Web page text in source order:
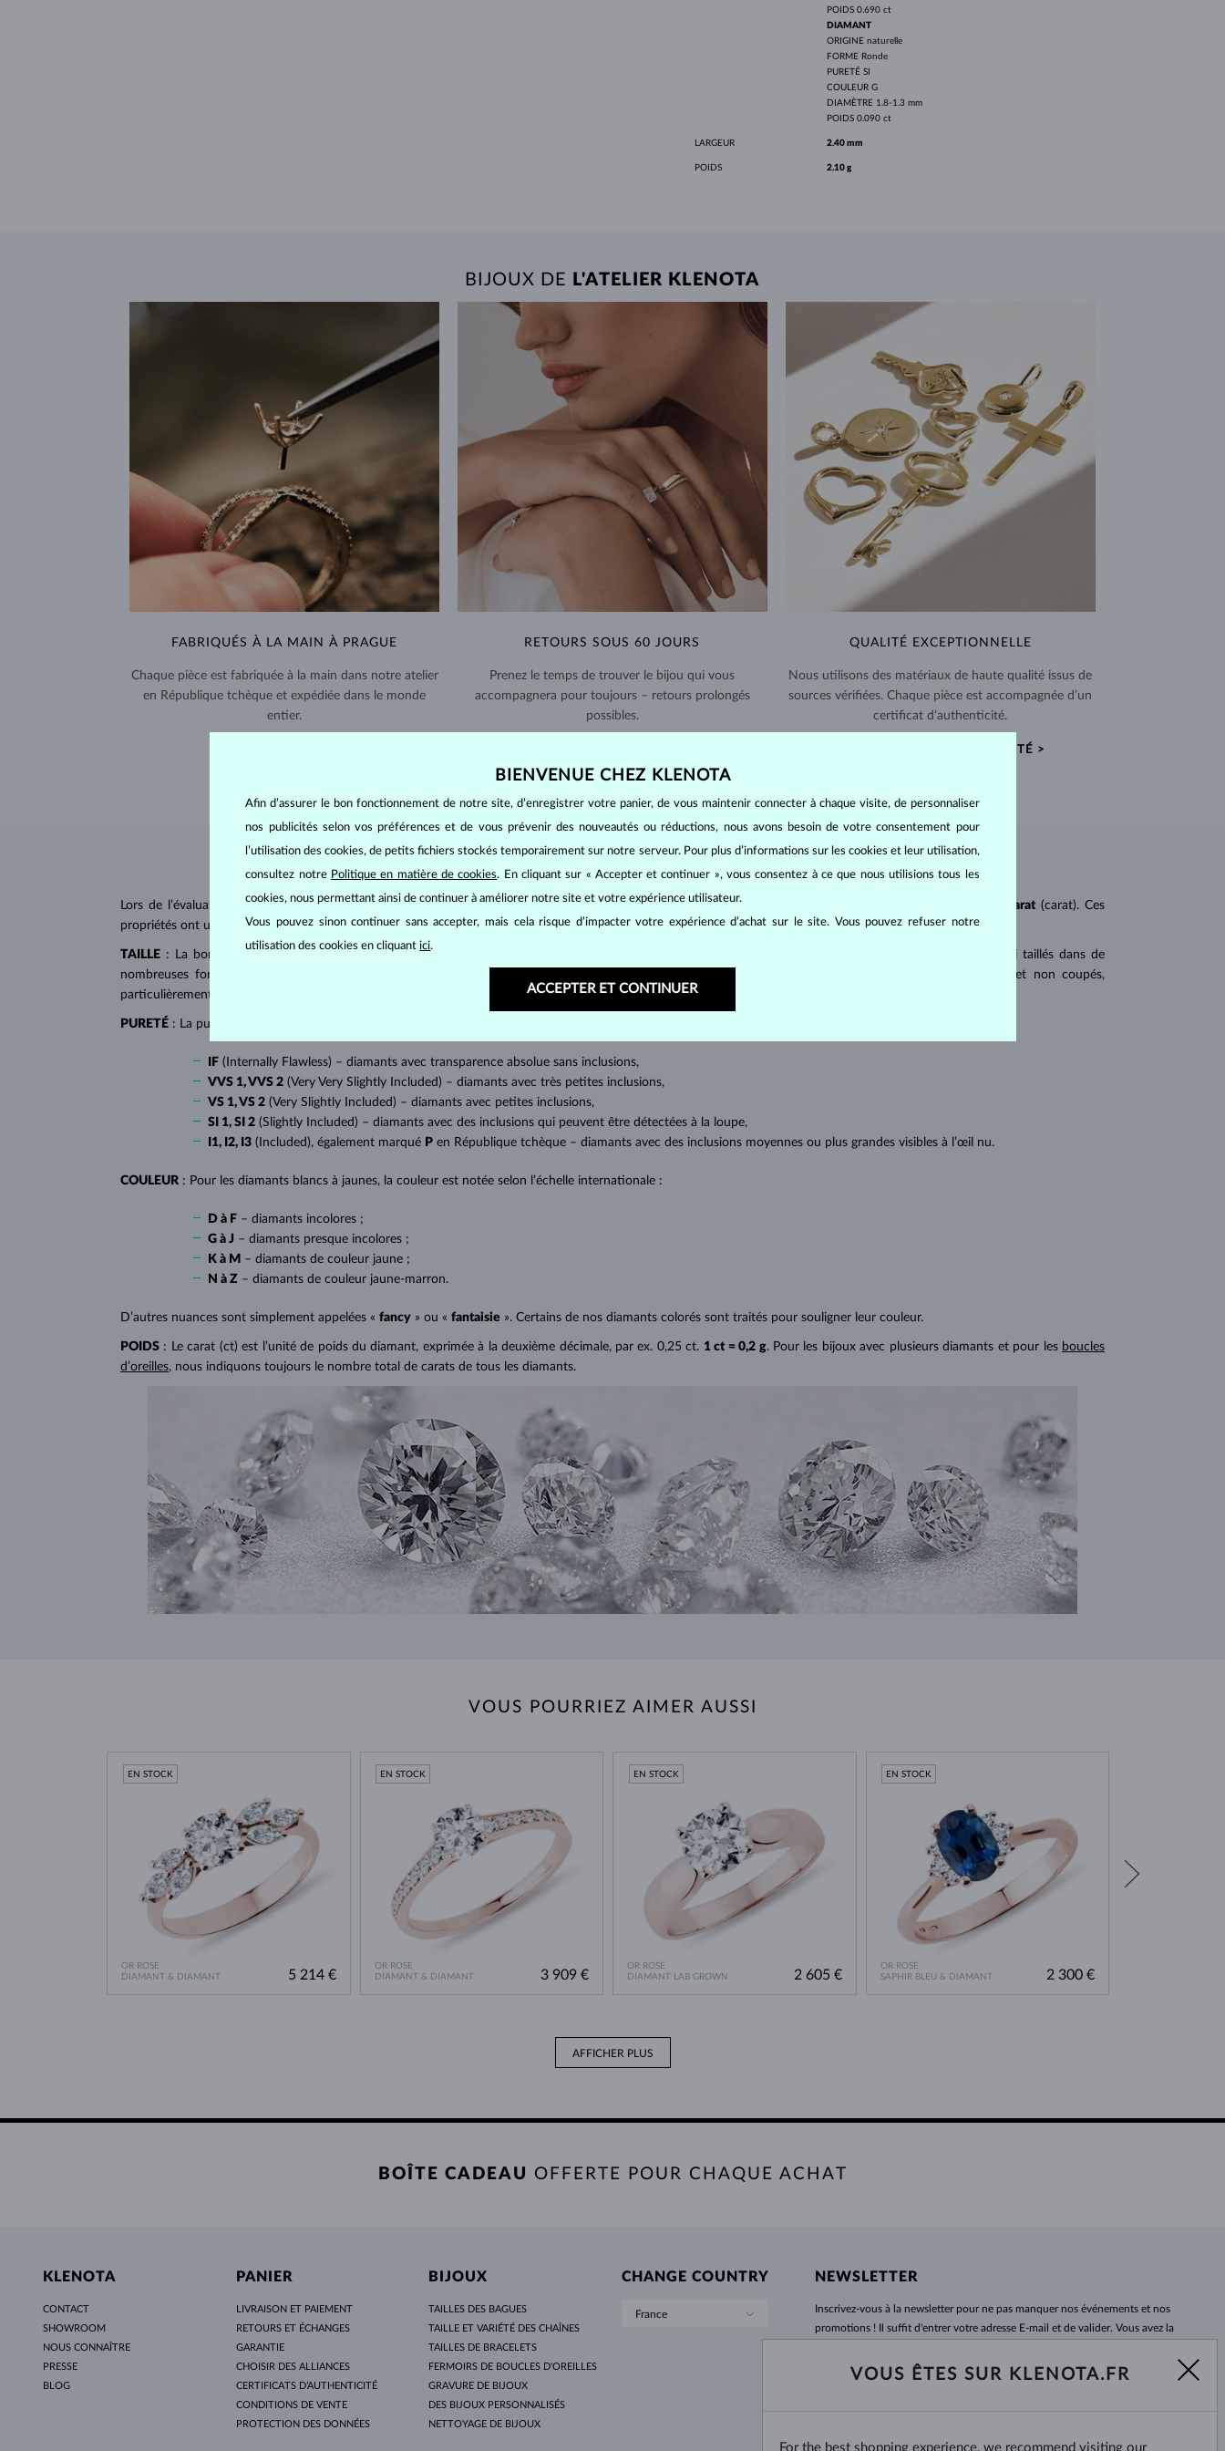
POIDS 0.690 ct
DIAMANT
ORIGINE naturelle
FORME Ronde
PURETÉ SI
COULEUR G
DIAMÈTRE 1.8-1.3 mm
POIDS 0.090 ct
LARGEUR 2.40 mm
POIDS 2.10 g
BIJOUX DE L'ATELIER KLENOTA
FABRIQUÉS À LA MAIN À PRAGUE
Chaque pièce est fabriquée à la main dans notre atelier
en République tchèque et expédiée dans le monde
entier.
RETOURS SOUS 60 JOURS
Prenez le temps de trouver le bijou qui vous
accompagnera pour toujours – retours prolongés
possibles.
QUALITÉ EXCEPTIONNELLE
Nous utilisons des matériaux de haute qualité issus de
sources vérifiées. Chaque pièce est accompagnée d’un
certificat d’authenticité.
CERTIFICATS D’AUTHENTICITÉ >
BIJOUX ENDIAMANT
Lors de l’évaluation et de la certification desdiamants, on utilise les 4 paramètres de base, appelés 4C : taille carat (carat). Ces
propriétés ont un impact majeur sur le prix d’un diamant.
TAILLE : La bonne taille donne au diamant son éclat brillant. La taille ronde dite
appartient aux tailles les plus populaires. Les diamants sont aussi taillés dans de
nombreuses formes dites fantaisies, telles que la marquise, baguette, cœur, larme, ovale ou princesse (quadrilatère ou triangulaire avec angles pointus et non coupés,
particulièrement populaire sur
PURETÉ : La pureté de diamant est déterminée par la quantité, la taille et la répartition des inclusions ou bien des imperfections internes du diamant :
IF (Internally Flawless) – diamants avec transparence absolue sans inclusions,
VVS 1, VVS 2 (Very Very Slightly Included) – diamants avec très petites inclusions,
VS 1, VS 2 (Very Slightly Included) – diamants avec petites inclusions,
SI 1, SI 2 (Slightly Included) – diamants avec des inclusions qui peuvent être détectées à la loupe,
I1, I2, I3 (Included), également marqué P en République tchèque – diamants avec des inclusions moyennes ou plus grandes visibles à l’œil nu.
COULEUR : Pour les diamants blancs à jaunes, la couleur est notée selon l’échelle internationale :
D à F – diamants incolores ;
G à J – diamants presque incolores ;
K à M – diamants de couleur jaune ;
N à Z – diamants de couleur jaune-marron.
D’autres nuances sont simplement appelées « fancy » ou « fantaisie ». Certains de nos diamants colorés sont traités pour souligner leur couleur.
POIDS : Le carat (ct) est l’unité de poids du diamant, exprimée à la deuxième décimale, par ex. 0,25 ct. 1 ct = 0,2 g. Pour les bijoux avec plusieurs diamants et pour les boucles
d’oreilles, nous indiquons toujours le nombre total de carats de tous les diamants.
VOUS POURRIEZ AIMER AUSSI
OR ROSE
DIAMANT & DIAMANT
EN STOCK
5 214 €
OR ROSE
DIAMANT & DIAMANT
EN STOCK
3 909 €
OR ROSE
DIAMANT LAB GROWN
EN STOCK
2 605 €
OR ROSE
SAPHIR BLEU & DIAMANT
EN STOCK
2 300 €
AFFICHER PLUS
BOÎTE CADEAU OFFERTE POUR CHAQUE ACHAT
KLENOTA
CONTACT
SHOWROOM
NOUS CONNAÎTRE
PRESSE
BLOG
PANIER
LIVRAISON ET PAIEMENT
RETOURS ET ÉCHANGES
GARANTIE
CHOISIR DES ALLIANCES
CERTIFICATS D’AUTHENTICITÉ
CONDITIONS DE VENTE
PROTECTION DES DONNÉES
BIJOUX
TAILLES DES BAGUES
TAILLE ET VARIÉTÉ DES CHAÎNES
TAILLES DE BRACELETS
FERMOIRS DE BOUCLES D'OREILLES
GRAVURE DE BIJOUX
DES BIJOUX PERSONNALISÉS
NETTOYAGE DE BIJOUX
CHANGE COUNTRY
France
NEWSLETTER
Inscrivez-vous àla newsletter pour ne pas manquer nos événements et nos
promotions ! Il suffit d'entrer votre adresse E-mail et de valider. Vous avez la
impatience.
BIENVENUE CHEZ KLENOTA
Afin d’assurer le bon fonctionnement de notre site, d’enregistrer votre panier, de vous maintenir connecter à chaque visite, de personnaliser
nos publicités selon vos préférences et de vous prévenir des nouveautés ou réductions, nous avons besoin de votre consentement pour
l’utilisation des cookies, de petits fichiers stockés temporairement sur notre serveur. Pour plus d’informations sur les cookies et leur utilisation,
consultez notre Politique en matière de cookies. En cliquant sur « Accepter et continuer », vous consentez à ce que nous utilisions tous les
cookies, nous permettant ainsi de continuer à améliorer notre site et votre expérience utilisateur.
Vous pouvez sinon continuer sans accepter, mais cela risque d’impacter votre expérience d’achat sur le site. Vous pouvez refuser notre
utilisation des cookies en cliquantici.
ACCEPTER ET CONTINUER
VOUS ÊTES SUR KLENOTA.FR
For the best shopping experience, we recommend visiting our